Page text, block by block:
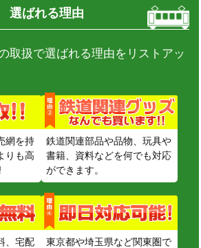
選ばれる理由
取扱で選ばれる理由をリストアッ
網を持
りも高
鉄道関連部品や品物、玩具や
書籍、資料などを何でも対応
ができます。
、宅配
東京都や埼玉県など関東圏で